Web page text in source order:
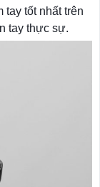
tay tốt nhất trên
tay thực sự.